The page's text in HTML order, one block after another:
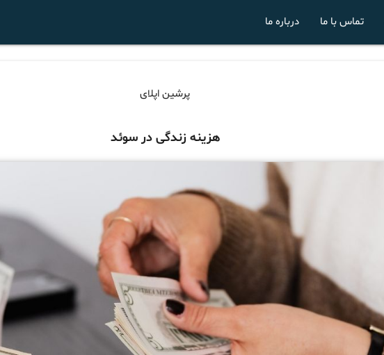
تماس با ما درباره ما
پرشین اپلای
هزینه زندگی در سوئد